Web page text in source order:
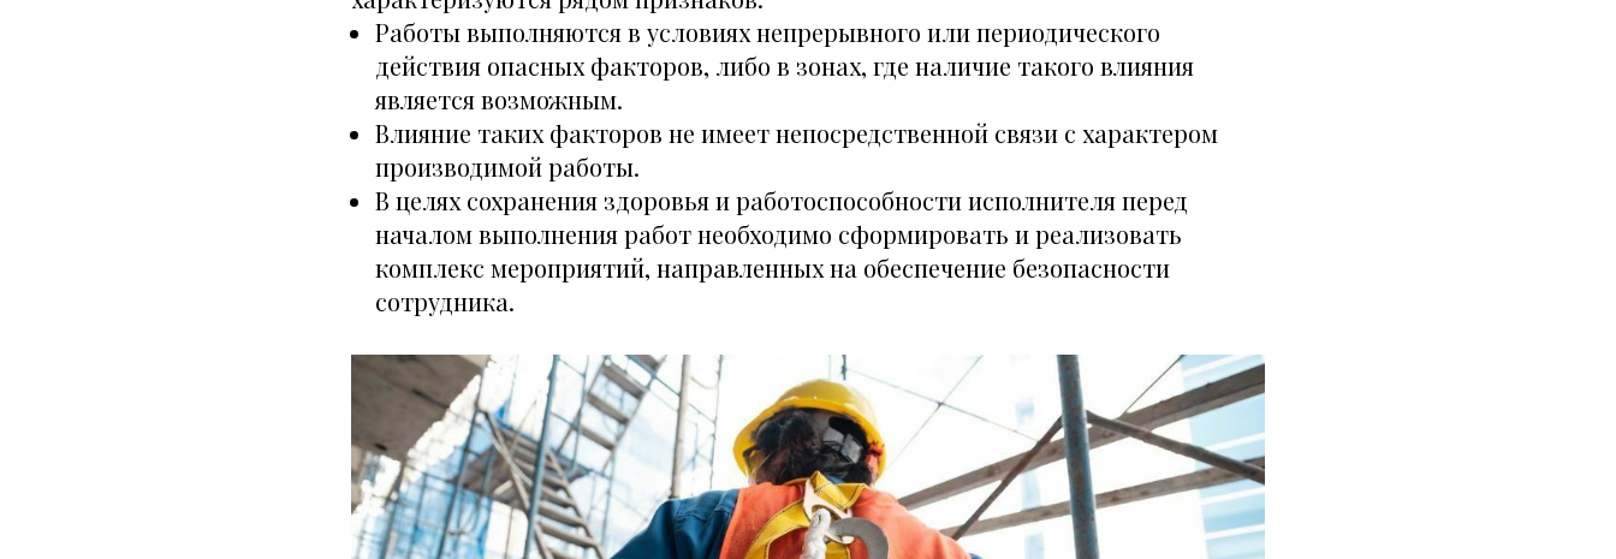
Работы выполняются в условиях непрерывного или периодического
действия опасных факторов, либо в зонах, где наличие такого влияния
является возможным.
Влияние таких факторов не имеет непосредственной связи с характером
производимой работы.
В целях сохранения здоровья и работоспособности исполнителя перед
началом выполнения работ необходимо сформировать и реализовать
комплекс мероприятий, направленных на обеспечение безопасности
сотрудника.